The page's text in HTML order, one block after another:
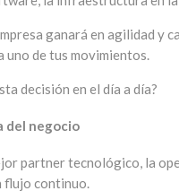
ganará en agilidad y
uno de tus movimientos.
decisión en el día a día?
del negocio
partner tecnológico, la
flujo continuo.